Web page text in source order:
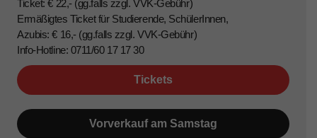
Ticket: € 22,- (gg.falls zzgl. VVK-Gebühr)
Ermäßigtes Ticket für Studierende, SchülerInnen,
Azubis: € 16,- (gg.falls zzgl. VVK-Gebühr)
Info-Hotline: 0711/60 17 17 30
Tickets
Vorverkauf am Samstag